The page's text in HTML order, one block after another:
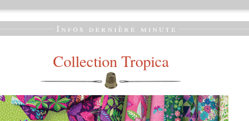
Infos dernière minute
Collection Tropica